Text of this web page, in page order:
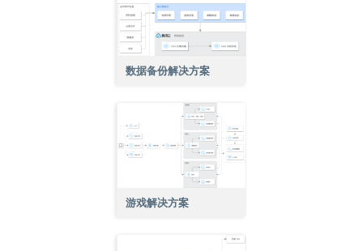
数据备份解决方案
游戏解决方案